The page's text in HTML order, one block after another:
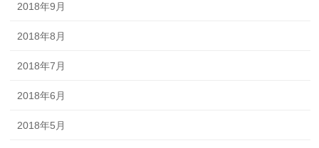
2018年9月
2018年8月
2018年7月
2018年6月
2018年5月